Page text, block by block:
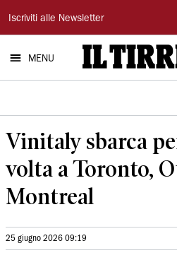
Il
Tirreno
Iscriviti alle Newsletter
MENU
Vinitaly sbarca
volta a Toronto,
Montreal
25 giugno 2026 09:19